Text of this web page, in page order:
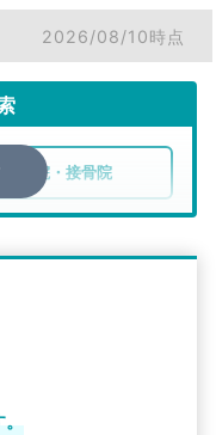
2026/08/10時点
整骨院・接骨院
。